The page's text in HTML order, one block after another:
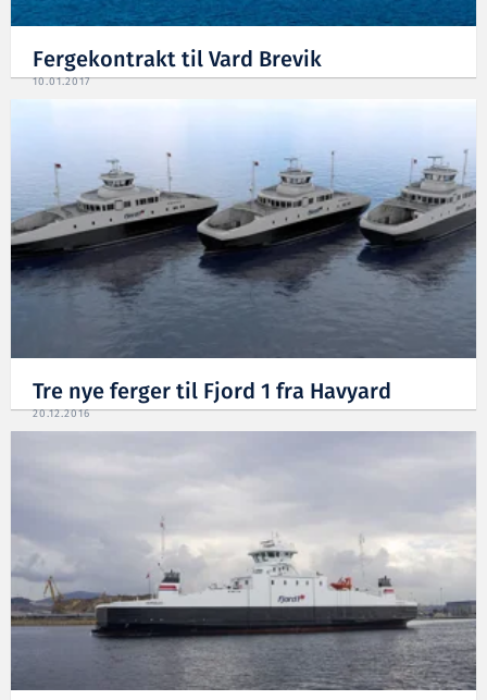
Fergekontrakt til Vard Brevik
10.01.2017
Tre nye ferger til Fjord 1 fra Havyard
20.12.2016